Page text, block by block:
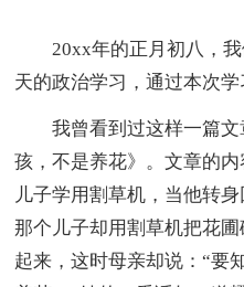
20xx年的正月初八，我
天的政治学习，通过本次学
我曾看到过这样一篇文
孩，不是养花》。文章的
儿子学用割草机，当他转
那个儿子却用割草机把花
起来，这时母亲却说：“要